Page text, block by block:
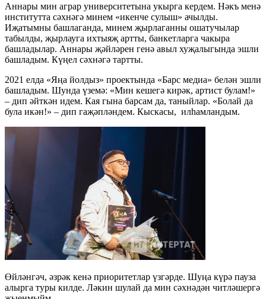
Аннары мин аграр университетына укырга кердем. Нәкъ менә
институтта сәхнәгә минем «икенче сулыш» ачылды.
Иҗатымны башлаганда, минем җырлаганны ошатучылар
табылды, җырлауга ихтыяҗ артты, банкетларга чакыра
башладылар. Аннары җәйләрен генә авыл хуҗалыгында эшли
башладым. Күңел сәхнәгә тартты.
2021 елда «Яңа йолдыз» проектында «Барс медиа» белән эшли
башладым. Шунда үземә: «Мин кешегә кирәк, артист булам!»
– дип әйткән идем. Кая гына барсам да, таныйлар. «Болай да
була икән!» – дип гаҗәпләндем. Кыскасы, илһамландым.
Өйләнгәч, әзрәк кенә приоритетлар үзгәрде. Шуңа күрә пауза
алырга туры килде. Ләкин шулай да мин сәхнәдән читләшергә